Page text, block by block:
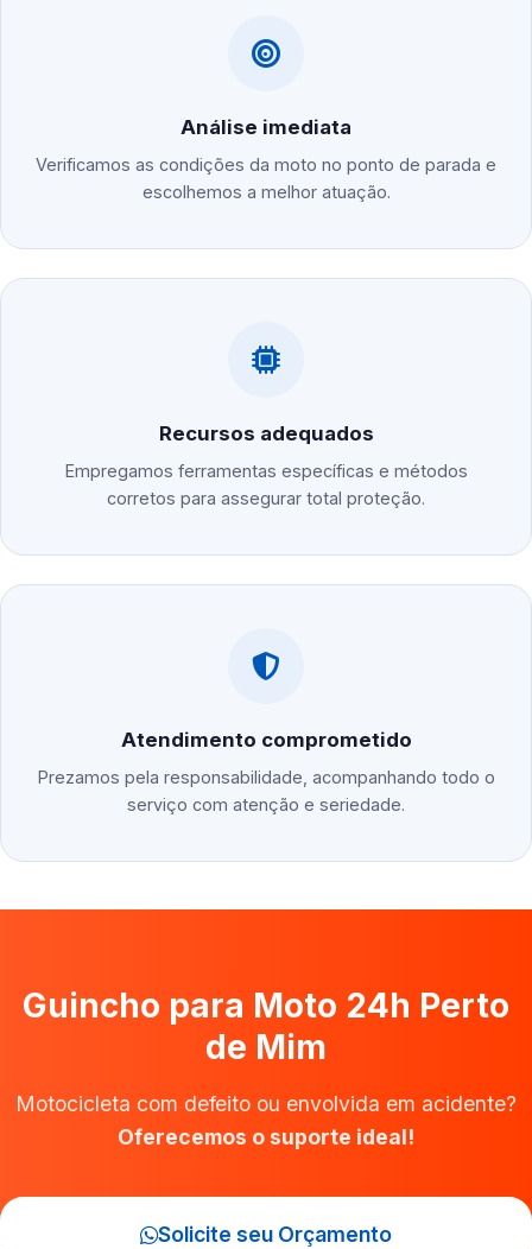
Análise imediata
Verificamos as condições da moto no ponto de parada e
escolhemos a melhor atuação.
Recursos adequados
Empregamos ferramentas específicas e métodos
corretos para assegurar total proteção.
Atendimento comprometido
Prezamos pela responsabilidade, acompanhando todo o
serviço com atenção e seriedade.
Guincho para Moto 24h Perto
de Mim
Motocicleta com defeito ou envolvida em acidente?
Oferecemos o suporte ideal!
Solicite seu Orçamento